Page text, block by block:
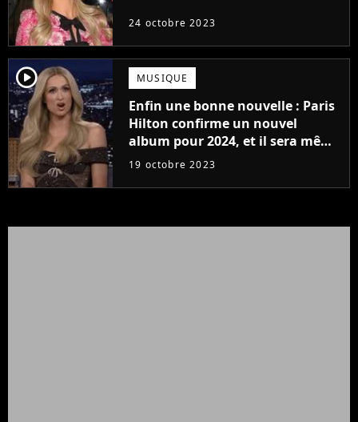
24 octobre 2023
player2 MUSIQUE
Enfin une bonne nouvelle : Paris
Hilton confirme un nouvel
album pour 2024, et il sera même
produit par Sia !
19 octobre 2023